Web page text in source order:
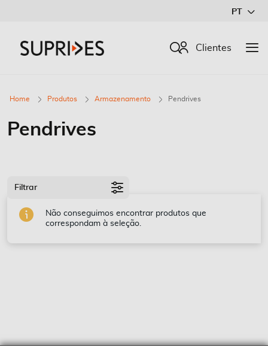
Conteúdo
PT
Procurar
Clientes
Home Produtos Armazenamento Pendrives
Pendrives
Não conseguimos encontrar produtos que
correspondam à seleção.
Filtrar